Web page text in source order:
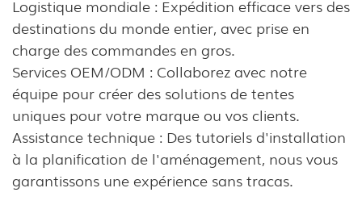
Logistique mondiale : Expédition efficace vers des
destinations du monde entier, avec prise en
charge des commandes en gros.
Services OEM/ODM : Collaborez avec notre
équipe pour créer des solutions de tentes
uniques pour votre marque ou vos clients.
Assistance technique : Des tutoriels d'installation
à la planification de l'aménagement, nous vous
garantissons une expérience sans tracas.